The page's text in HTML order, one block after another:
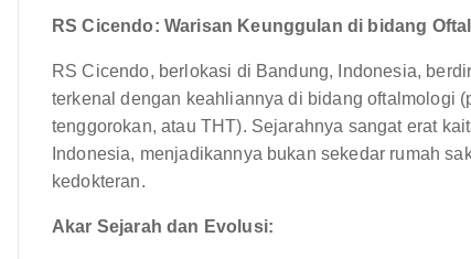
RS Cicendo: Warisan Keunggulan di bidang
RS Cicendo, berlokasi di Bandung, Indonesia,
terkenal dengan keahliannya di bidang oftalmologi
tenggorokan, atau THT). Sejarahnya sangat erat
Indonesia, menjadikannya bukan sekedar rumah
kedokteran.
Akar Sejarah dan Evolusi: